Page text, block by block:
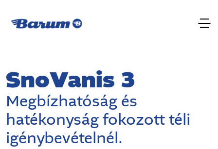
SnoVanis 3
Megbízhatóság és
hatékonyság fokozott téli
igénybevételnél.